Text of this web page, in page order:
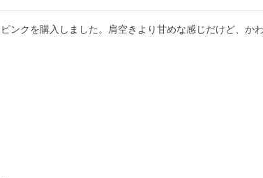
ピンクを購入しました。肩空きより甘めな感じだけど、かわ